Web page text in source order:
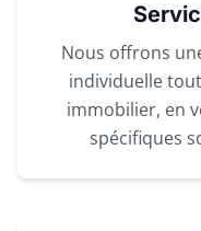
Nous offrons
individuelle
immobilier, en
spécifiques